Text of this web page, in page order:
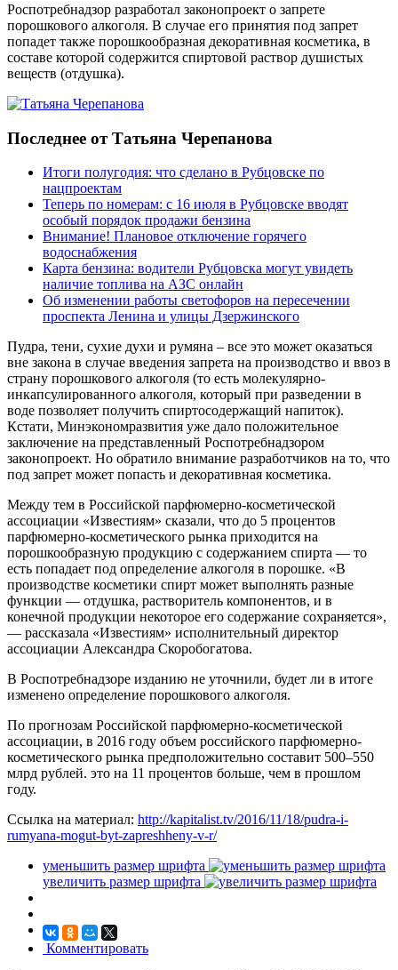
Роспотребнадзор разработал законопроект о запрете
порошкового алкоголя. В случае его принятия под запрет
попадет также порошкообразная декоративная косметика, в
составе которой содержится спиртовой раствор душистых
веществ (отдушка).
Последнее от Татьяна Черепанова
Итоги полугодия: что сделано в Рубцовске по
нацпроектам
Теперь по номерам: с 16 июля в Рубцовске вводят
особый порядок продажи бензина
Внимание! Плановое отключение горячего
водоснабжения
Карта бензина: водители Рубцовска могут увидеть
наличие топлива на АЗС онлайн
Об изменении работы светофоров на пересечении
проспекта Ленина и улицы Дзержинского
Пудра, тени, сухие духи и румяна – все это может оказаться
вне закона в случае введения запрета на производство и ввоз в
страну порошкового алкоголя (то есть молекулярно-
инкапсулированного алкоголя, который при разведении в
воде позволяет получить спиртосодержащий напиток).
Кстати, Минэкономразвития уже дало положительное
заключение на представленный Роспотребнадзором
законопроект. Но обратило внимание разработчиков на то, что
под запрет может попасть и декоративная косметика.
Между тем в Российской парфюмерно-косметической
ассоциации «Известиям» сказали, что до 5 процентов
парфюмерно-косметического рынка приходится на
порошкообразную продукцию с содержанием спирта — то
есть попадает под определение алкоголя в порошке. «В
производстве косметики спирт может выполнять разные
функции — отдушка, растворитель компонентов, и в
конечной продукции некоторое его содержание сохраняется»,
— рассказала «Известиям» исполнительный директор
ассоциации Александра Скоробогатова.
В Роспотребнадзоре изданию не уточнили, будет ли в итоге
изменено определение порошкового алкоголя.
По прогнозам Российской парфюмерно-косметической
ассоциации, в 2016 году объем российского парфюмерно-
косметического рынка предположительно составит 500–550
млрд рублей. это на 11 процентов больше, чем в прошлом
году.
Ссылка на материал: http://kapitalist.tv/2016/11/18/pudra-i-
rumyana-mogut-byt-zapreshheny-v-r/
уменьшить размер шрифта
увеличить размер шрифта
Комментировать